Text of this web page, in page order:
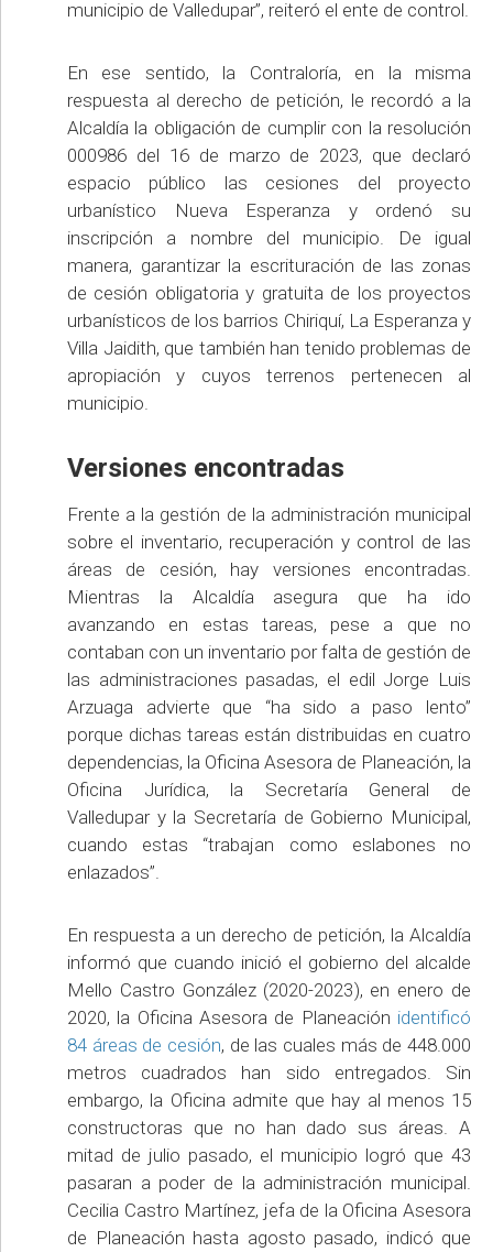
municipio de Valledupar”, reiteró el ente de control.
En ese sentido, la Contraloría, en la misma
respuesta al derecho de petición, le recordó a la
Alcaldía la obligación de cumplir con la resolución
000986 del 16 de marzo de 2023, que declaró
espacio público las cesiones del proyecto
urbanístico Nueva Esperanza y ordenó su
inscripción a nombre del municipio. De igual
manera, garantizar la escrituración de las zonas
de cesión obligatoria y gratuita de los proyectos
urbanísticos de los barrios Chiriquí, La Esperanza y
Villa Jaidith, que también han tenido problemas de
apropiación y cuyos terrenos pertenecen al
municipio.
Versiones encontradas
Frente a la gestión de la administración municipal
sobre el inventario, recuperación y control de las
áreas de cesión, hay versiones encontradas.
Mientras la Alcaldía asegura que ha ido
avanzando en estas tareas, pese a que no
contaban con un inventario por falta de gestión de
las administraciones pasadas, el edil Jorge Luis
Arzuaga advierte que “ha sido a paso lento”
porque dichas tareas están distribuidas en cuatro
dependencias, la Oficina Asesora de Planeación, la
Oficina Jurídica, la Secretaría General de
Valledupar y la Secretaría de Gobierno Municipal,
cuando estas “trabajan como eslabones no
enlazados”.
En respuesta a un derecho de petición, la Alcaldía
informó que cuando inició el gobierno del alcalde
Mello Castro González (2020-2023), en enero de
2020, la Oficina Asesora de Planeación identificó
84 áreas de cesión, de las cuales más de 448.000
metros cuadrados han sido entregados. Sin
embargo, la Oficina admite que hay al menos 15
constructoras que no han dado sus áreas. A
mitad de julio pasado, el municipio logró que 43
pasaran a poder de la administración municipal.
Cecilia Castro Martínez, jefa de la Oficina Asesora
de Planeación hasta agosto pasado, indicó que